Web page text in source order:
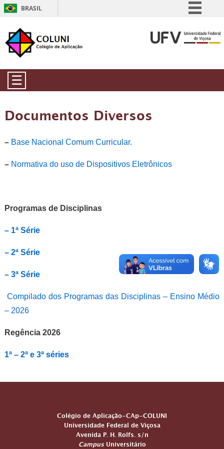
BRASIL
Comunica BR
☰
Documentos Diversos
– Base Nacional Comum Curricular.
–Normativa do uso de Dispositivos Eletrônicos
Programas de Disciplinas
– 1ª Série
– 2ª Série
– 3ª Série
Compilado dos Programas das Disciplinas – Ensino Médio
– 2026
Regência 2026
1ª – 2ª e 3ª séries
Colégio de Aplicação-CAp-COLUNI
Universidade Federal de Viçosa
Avenida P. H. Rolfs. s/n
CampusUniversitário